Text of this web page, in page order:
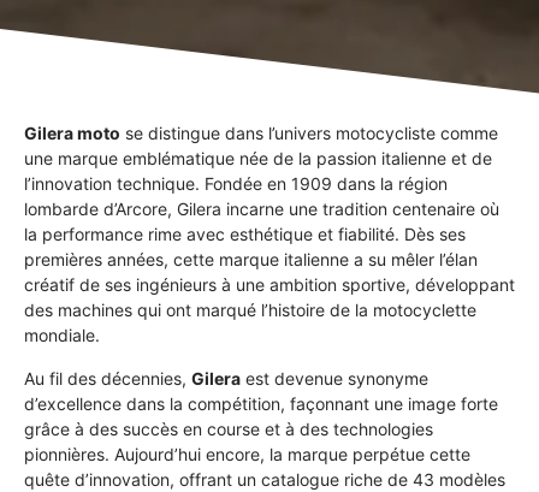
Gilera moto se distingue dans l’univers motocycliste comme
une marque emblématique née de la passion italienne et de
l’innovation technique. Fondée en 1909 dans la région
lombarde d’Arcore, Gilera incarne une tradition centenaire où
la performance rime avec esthétique et fiabilité. Dès ses
premières années, cette marque italienne a su mêler l’élan
créatif de ses ingénieurs à une ambition sportive, développant
des machines qui ont marqué l’histoire de la motocyclette
mondiale.
Au fil des décennies, Gilera est devenue synonyme
d’excellence dans la compétition, façonnant une image forte
grâce à des succès en course et à des technologies
pionnières. Aujourd’hui encore, la marque perpétue cette
quête d’innovation, offrant un catalogue riche de 43 modèles